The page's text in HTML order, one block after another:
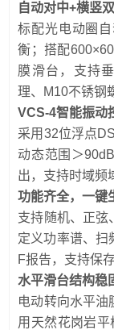
自动对中+横竖
标配光电动圈
衡；搭配
膜滑台，支持
理、M10不锈钢
VCS-4智能振动
采用32位浮点
动态范围＞
出，支持时域频
功能齐全，一键
支持随机、正弦
定义功率谱、扫
F报告，支持保
水平滑台结构稳
电动转向水平油
用天然花岗岩